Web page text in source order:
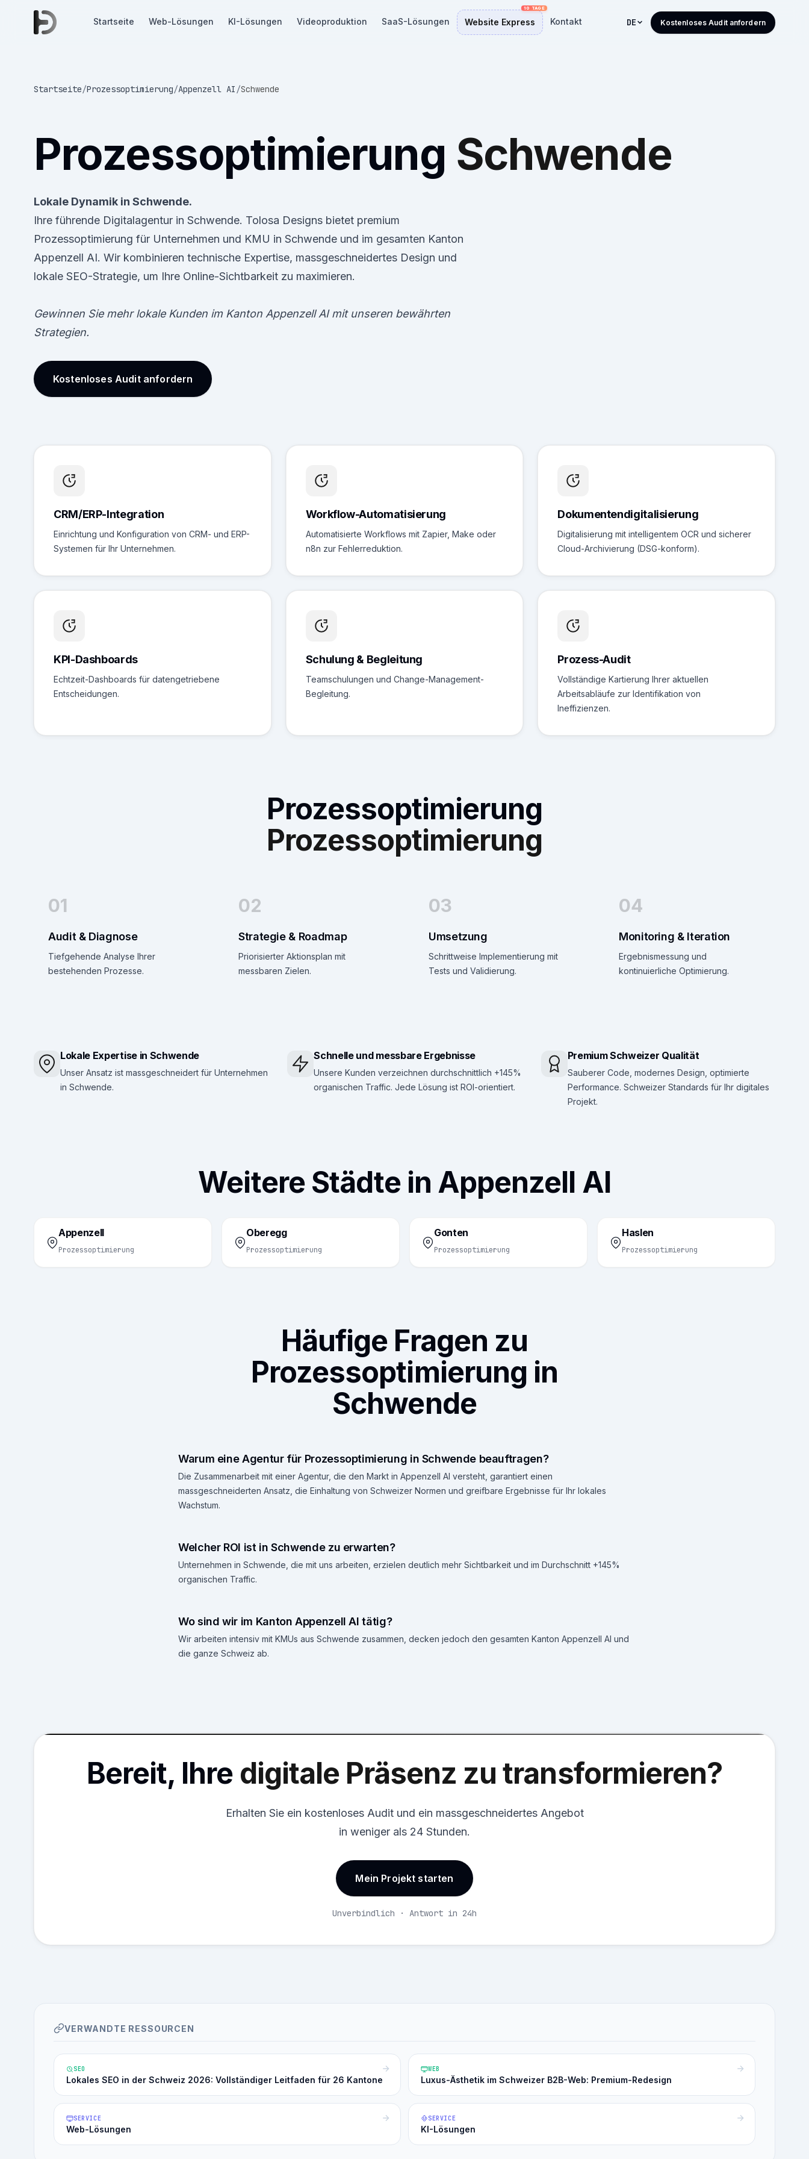
Startseite Web-Lösungen KI-Lösungen Videoproduktion SaaS-Lösungen Website Express Kontakt DE Kostenloses Audit anfordern
Startseite/Prozessoptimierung/Appenzell AI /Schwende
Prozessoptimierung Schwende
Lokale Dynamik in Schwende.
Ihre führende Digitalagentur in Schwende. Tolosa Designs bietet premium
Prozessoptimierung für Unternehmen und KMU in Schwende und im gesamten Kanton
Appenzell AI. Wir kombinieren technische Expertise, massgeschneidertes Design und
lokale SEO-Strategie, um Ihre Online-Sichtbarkeit zu maximieren.
Gewinnen Sie mehr lokale Kunden im Kanton Appenzell AI mit unseren bewährten
Strategien.
Kostenloses Audit anfordern
CRM/ERP-Integration
Einrichtung und Konfiguration von CRM- und ERP-
Systemen für Ihr Unternehmen.
Workflow-Automatisierung
Automatisierte Workflows mit Zapier, Make oder
n8n zur Fehlerreduktion.
Dokumentendigitalisierung
Digitalisierung mit intelligentem OCR und sicherer
Cloud-Archivierung (DSG-konform).
KPI-Dashboards
Echtzeit-Dashboards für datengetriebene
Entscheidungen.
Schulung & Begleitung
Teamschulungen und Change-Management-
Begleitung.
Prozess-Audit
Vollständige Kartierung Ihrer aktuellen
Arbeitsabläufe zur Identifikation von
Ineffizienzen.
Prozessoptimierung
Prozessoptimierung
01
Audit & Diagnose
Tiefgehende Analyse Ihrer
bestehenden Prozesse.
02
Strategie & Roadmap
Priorisierter Aktionsplan mit
messbaren Zielen.
03
Umsetzung
Schrittweise Implementierung mit
Tests und Validierung.
04
Monitoring & Iteration
Ergebnismessung und
kontinuierliche Optimierung.
Lokale Expertise in Schwende
Unser Ansatz ist massgeschneidert für Unternehmen
in Schwende.
Schnelle und messbare Ergebnisse
Unsere Kunden verzeichnen durchschnittlich +145%
organischen Traffic. Jede Lösung ist ROI-orientiert.
Premium Schweizer Qualität
Sauberer Code, modernes Design, optimierte
Performance. Schweizer Standards für Ihr digitales
Projekt.
Weitere Städte in Appenzell AI
Appenzell
Prozessoptimierung
Oberegg
Prozessoptimierung
Gonten
Prozessoptimierung
Haslen
Prozessoptimierung
Häufige Fragen zu
Prozessoptimierung in
Schwende
Warum eine Agentur für Prozessoptimierung in Schwende beauftragen?
Die Zusammenarbeit mit einer Agentur, die den Markt in Appenzell AI versteht, garantiert einen
massgeschneiderten Ansatz, die Einhaltung von Schweizer Normen und greifbare Ergebnisse für Ihr lokales
Wachstum.
Welcher ROI ist in Schwende zu erwarten?
Unternehmen in Schwende, die mit uns arbeiten, erzielen deutlich mehr Sichtbarkeit und im Durchschnitt +145%
organischen Traffic.
Wo sind wir im Kanton Appenzell AI tätig?
Wir arbeiten intensiv mit KMUs aus Schwende zusammen, decken jedoch den gesamten Kanton Appenzell AI und
die ganze Schweiz ab.
Bereit, Ihre digitale Präsenz zu transformieren?
Erhalten Sie ein kostenloses Audit und ein massgeschneidertes Angebot
in weniger als 24 Stunden.
Mein Projekt starten
Unverbindlich · Antwort in 24h
VERWANDTE RESSOURCEN
SEO
Lokales SEO in der Schweiz 2026: Vollständiger Leitfaden für 26 Kantone
WEB
Luxus-Ästhetik im Schweizer B2B-Web: Premium-Redesign
SERVICE
Web-Lösungen
SERVICE
KI-Lösungen